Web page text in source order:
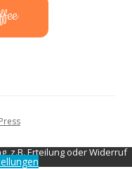
z.B. Erteilung oder Widerruf